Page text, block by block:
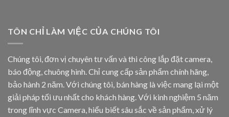
TÔN CHỈ LÀM VIỆC CỦA CHÚNG TÔI
Chúng tôi, đơn vị chuyên tư vấn và thi công lắp đặt camera,
báo động, chuông hình. Chỉ cung cấp sản phẩm chính hãng,
bảo hành 2 năm. Với chúng tôi, bán hàng là việc mang lại một
giải pháp tối ưu nhất cho khách hàng. Với kinh nghiệm 5 năm
trong lĩnh vực Camera, hiểu biết sâu sắc về sản phẩm, xử lý